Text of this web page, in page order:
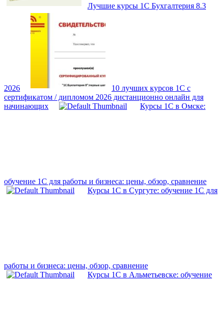
Лучшие курсы 1С Бухгалтерия 8.3
2026
10 лучших курсов 1С с
сертификатом / дипломом 2026 дистанционно онлайн для
начинающих
Курсы 1С в Омске:
обучение 1С для работы и бизнеса: цены, обзор, сравнение
Курсы 1С в Сургуте: обучение 1С для
работы и бизнеса: цены, обзор, сравнение
Курсы 1С в Альметьевске: обучение